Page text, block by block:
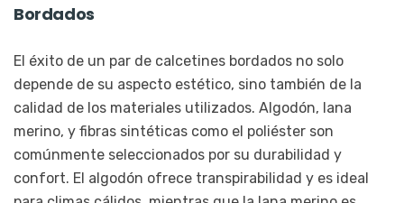
Bordados
El éxito de un par de calcetines bordados no solo
depende de su aspecto estético, sino también de la
calidad de los materiales utilizados. Algodón, lana
merino, y fibras sintéticas como el poliéster son
comúnmente seleccionados por su durabilidad y
confort. El algodón ofrece transpirabilidad y es ideal